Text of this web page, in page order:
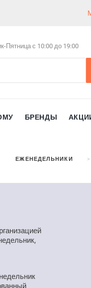
Пятница с 10:00 до 19:00
БРЕНДЫ
ЕЖЕНЕДЕЛЬНИКИ